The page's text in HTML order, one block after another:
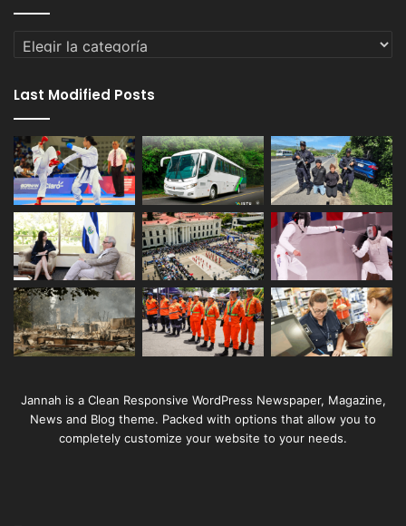
Categorías
Last Modified Posts
Jannah is a Clean Responsive WordPress Newspaper, Magazine,
News and Blog theme. Packed with options that allow you to
completely customize your website to your needs.